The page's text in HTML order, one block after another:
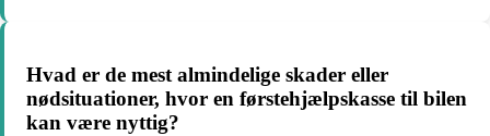
Hvad er de mest almindelige skader eller
nødsituationer, hvor en førstehjælpskasse til bilen
kan være nyttig?